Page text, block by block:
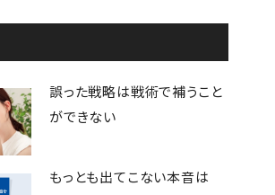
誤った戦略は戦術で補うこと
ができない
もっとも出てこない本音は